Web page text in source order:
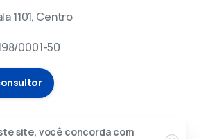
1101, Centro
0001-50
site, você concorda com